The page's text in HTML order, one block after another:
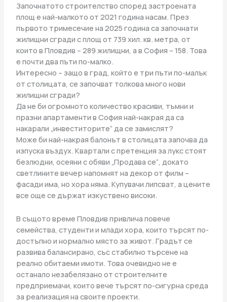
Започнатото строителство според застроената
площ е най-малкото от 2021 година насам. През
първото тримесечие на 2025 година са започнати
жилищни сгради с площ от 739 хил. кв. метра, от
които в Пловдив – 289 жилищни, а в София – 158. Това
е почти два пъти по-малко.
Интересно – защо в град, който е три пъти по-малък
от столицата, се започват толкова много нови
жилищни сгради?
Да не би огромното количество красиви, тъмни и
празни апартаменти в София най-накрая да са
накарали „инвеститорите“ да се замислят?
Може би най-накрая балонът в столицата започва да
изпуска въздух. Квартали с претенция за лукс стоят
безлюдни, осеяни с обяви „Продава се“, докато
светлините вечер напомнят на декор от филм –
фасади има, но хора няма. Купувачи липсват, а цените
все още се държат изкуствено високи.
В същото време Пловдив привлича повече
семейства, студенти и млади хора, които търсят по-
достъпно и нормално място за живот. Градът се
развива балансирано, със стабилно търсене на
реално обитаеми имоти. Това очевидно не е
останало незабелязано от строителните
предприемачи, които вече търсят по-сигурна среда
за реализация на своите проекти.